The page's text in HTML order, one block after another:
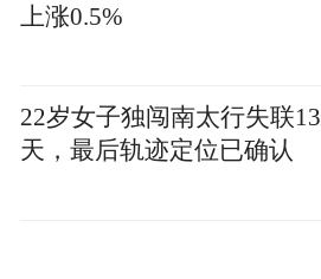
上涨0.5%
22岁女子独闯南太行失联13
天，最后轨迹定位已确认